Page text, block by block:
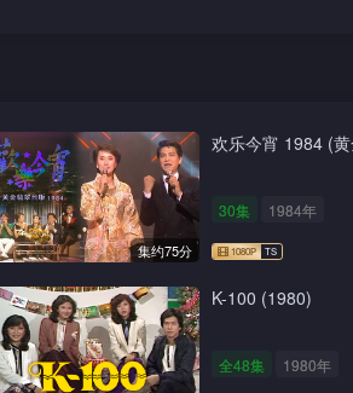
集约75分
欢乐今宵 1984 (
30集 1984年
K-100 (1980)
全48集 1980年